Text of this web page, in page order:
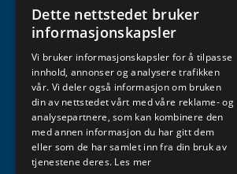
NORWEGIAN
ENGLISH
Dette nettstedet bruker
informasjonskapsler
Vi bruker informasjonskapsler for å tilpasse
innhold, annonser og analysere trafikken
vår. Vi deler også informasjon om bruken
din av nettstedet vårt med våre reklame- og
analysepartnere, som kan kombinere den
med annen informasjon du har gitt dem
eller som de har samlet inn fra din bruk av
tjenestene deres. Les mer